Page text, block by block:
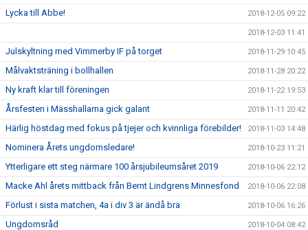
Lycka till Abbe! 2018-12-05 09:22
2018-12-03 11:41
Julskyltning med Vimmerby IF på torget 2018-11-29 10:45
Målvaktsträning i bollhallen 2018-11-28 20:22
Ny kraft klar till föreningen 2018-11-22 19:53
Årsfesten i Mässhallarna gick galant 2018-11-11 20:42
Härlig höstdag med fokus på tjejer och kvinnliga förebilder! 2018-11-03 14:48
Nominera Årets ungdomsledare! 2018-10-23 11:21
Ytterligare ett steg närmare 100 årsjubileumsåret 2019 2018-10-06 22:12
Macke Ahl årets mittback från Bernt Lindgrens Minnesfond 2018-10-06 22:08
Förlust i sista matchen, 4a i div 3 är ändå bra 2018-10-06 16:26
Ungdomsråd 2018-10-04 08:42